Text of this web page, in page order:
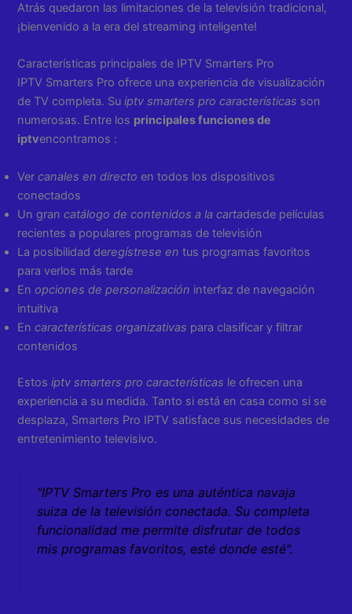
Atrás quedaron las limitaciones de la televisión tradicional,
¡bienvenido a la era del streaming inteligente!
Características principales de IPTV Smarters Pro
IPTV Smarters Pro ofrece una experiencia de visualización
de TV completa. Suiptv smarters pro características son
numerosas. Entre los principales funciones de
iptvencontramos :
Vercanales en directo en todos los dispositivos
conectados
Un grancatálogo de contenidos a la cartadesde películas
recientes a populares programas de televisión
La posibilidad deregístrese en tus programas favoritos
para verlos más tarde
Enopciones de personalización interfaz de navegación
intuitiva
Encaracterísticas organizativas para clasificar y filtrar
contenidos
Estosiptv smarters pro características le ofrecen una
experiencia a su medida. Tanto si está en casa como si se
desplaza, Smarters Pro IPTV satisface sus necesidades de
entretenimiento televisivo.
"IPTV Smarters Pro es una auténtica navaja
suiza de la televisión conectada. Su completa
funcionalidad me permite disfrutar de todos
mis programas favoritos, esté donde esté".